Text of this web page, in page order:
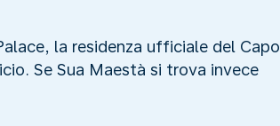
la residenza ufficiale del Capo
Se Sua Maestà si trova invece